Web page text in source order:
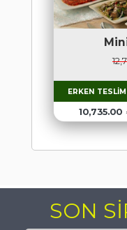
ERKEN
10,735.00
SON